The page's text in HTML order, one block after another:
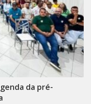
da pré-